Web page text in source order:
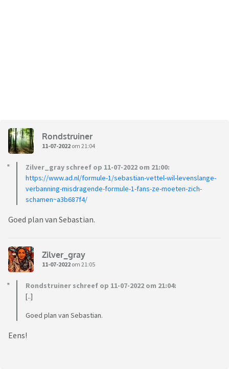
Rondstruiner
11-07-2022 om 21:04
Zilver_gray schreef op 11-07-2022 om 21:00:
https://www.ad.nl/formule-1/sebastian-vettel-wil-levenslange-
verbanning-misdragende-formule-1-fans-ze-moeten-zich-
schamen~a3b687f4/
Goed plan van Sebastian.
Zilver_gray
11-07-2022 om 21:05
Rondstruiner schreef op 11-07-2022 om 21:04:
[..]
Goed plan van Sebastian.
Eens!